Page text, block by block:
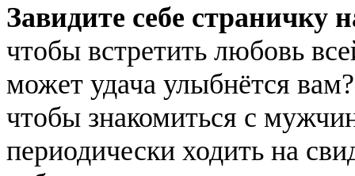
Завидите себе страничку
чтобы встретить любовь
может удача улыбнётся
чтобы знакомиться с
периодически ходить на